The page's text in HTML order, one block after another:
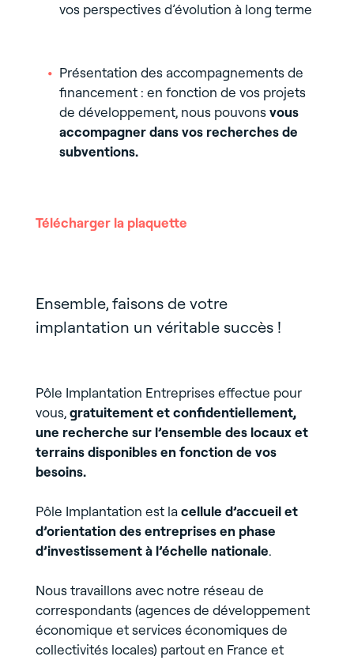
vos perspectives d’évolution à long terme
Présentation des accompagnements de
financement : en fonction de vos projets
de développement, nous pouvonsvous
accompagner dans vos recherches de
subventions.
Télécharger la plaquette
Ensemble, faisons de votre
implantation un véritable succès !
Pôle Implantation Entreprises effectue pour
vous,gratuitement et confidentiellement,
une recherche sur l’ensemble des locaux et
terrains disponibles en fonction de vos
besoins.
Pôle Implantation est lacellule d’accueil et
d’orientation des entreprises en phase
d’investissement à l’échelle nationale.
Nous travaillons avec notre réseau de
correspondants (agences de développement
économique et services économiques de
collectivités locales) partout en France et